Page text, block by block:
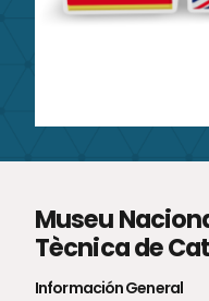
Museu
Tècnica de
Información General